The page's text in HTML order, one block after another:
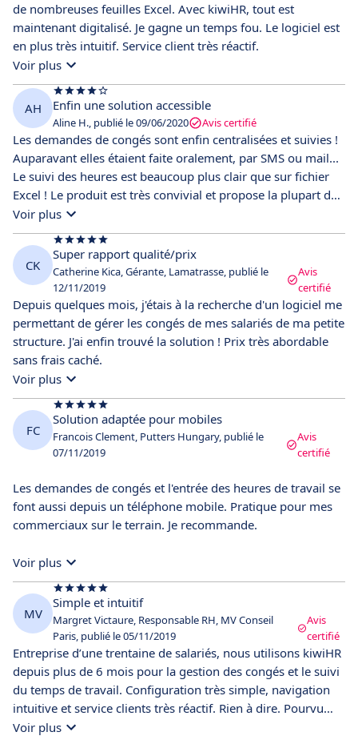
de nombreuses feuilles Excel. Avec kiwiHR, tout est
maintenant digitalisé. Je gagne un temps fou. Le logiciel est
en plus très intuitif. Service client très réactif.
Voir plus
AH Enfin une solution accessible
Aline H., publié le 09/06/2020 Avis certifié
Les demandes de congés sont enfin centralisées et suivies !
Auparavant elles étaient faite oralement, par SMS ou mail...
Le suivi des heures est beaucoup plus clair que sur fichier
Excel ! Le produit est très convivial et propose la plupart des
fonctionnalités nécessaire à la gestion RH de salariés.
L'assistance est hyper réactive et c'est très appréciable !
Voir plus
CK
Super rapport qualité/prix
Catherine Kica, Gérante, Lamatrasse, publié le
12/11/2019
Avis
certifié
Depuis quelques mois, j'étais à la recherche d'un logiciel me
permettant de gérer les congés de mes salariés de ma petite
structure. J'ai enfin trouvé la solution ! Prix très abordable
sans frais caché.
Voir plus
FC
Solution adaptée pour mobiles
Francois Clement, Putters Hungary, publié le
07/11/2019
Avis
certifié
Les demandes de congés et l'entrée des heures de travail se
font aussi depuis un téléphone mobile. Pratique pour mes
commerciaux sur le terrain. Je recommande.
Voir plus
MV
Simple et intuitif
Margret Victaure, Responsable RH, MV Conseil
Paris, publié le 05/11/2019
Avis
certifié
Entreprise d’une trentaine de salariés, nous utilisons kiwiHR
depuis plus de 6 mois pour la gestion des congés et le suivi
du temps de travail. Configuration très simple, navigation
intuitive et service clients très réactif. Rien à dire. Pourvu
que ça dure !
Voir plus